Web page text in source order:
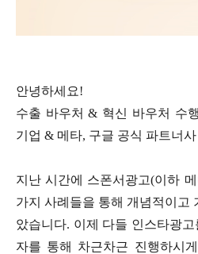
안녕하세요!
수출 바우처 & 혁신 바우처 수
기업 & 메타, 구글 공식 파트너
지난 시간에 스폰서광고(이하
가지 사례들을 통해 개념적이고
았습니다. 이제 다들 인스타광
자를 통해 차근차근 진행하시